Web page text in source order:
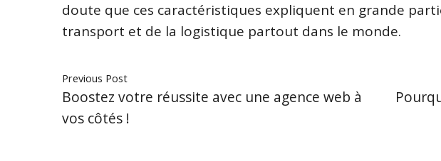
doute que ces caractéristiques expliquent en grande
transport et de la logistique partout dans le monde.
Previous Post
Boostez votre réussite avec une agence web à
vos côtés !